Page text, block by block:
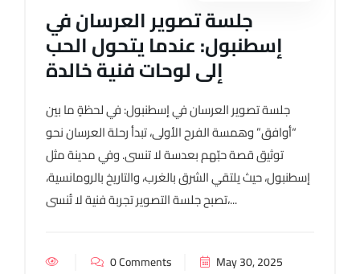
جلسة تصوير العرسان في
إسطنبول: عندما يتحول الحب
إلى لوحات فنية خالدة
جلسة تصوير العرسان في إسطنبول: في لحظةٍ ما بين
“أوافق” وهمسة الفرح الأولى، تبدأ رحلة العرسان نحو
توثيق قصة حبّهم بعدسة لا تنسى. وفي مدينة مثل
إسطنبول، حيث يلتقي الشرق بالغرب، والتاريخ بالرومانسية،
تصبح جلسة التصوير تجربة فنية لا تُنسى،...
0 Comments May 30, 2025